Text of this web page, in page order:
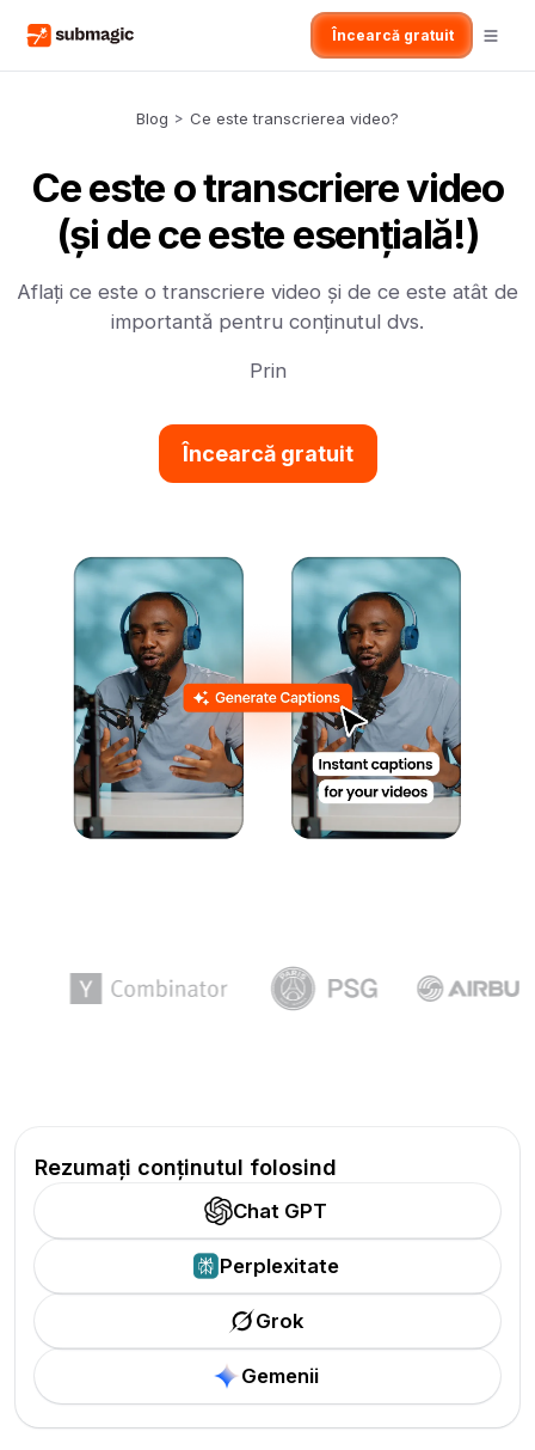
Încearcă gratuit
Blog > Ce este transcrierea video?
Ce este o transcriere video
(și de ce este esențială!)
Aflați ce este o transcriere video și de ce este atât de
importantă pentru conținutul dvs.
Prin
Încearcă gratuit
Rezumați conținutul folosind
Chat GPT
Perplexitate
Grok
Gemenii